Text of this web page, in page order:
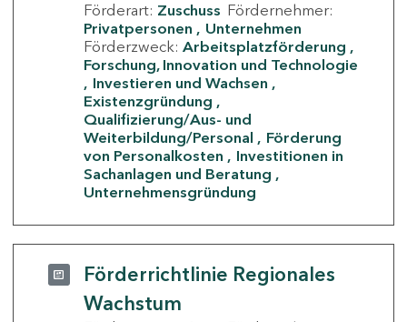
Förderart: Zuschuss Fördernehmer:
Privatpersonen
Unternehmen
Förderzweck: Arbeitsplatzförderung
Forschung, Innovation und Technologie
Investieren und Wachsen
Existenzgründung
Qualifizierung/Aus- und
Weiterbildung/Personal
Förderung
von Personalkosten
Investitionen in
Sachanlagen und Beratung
Unternehmensgründung
Förderrichtlinie Regionales
Wachstum